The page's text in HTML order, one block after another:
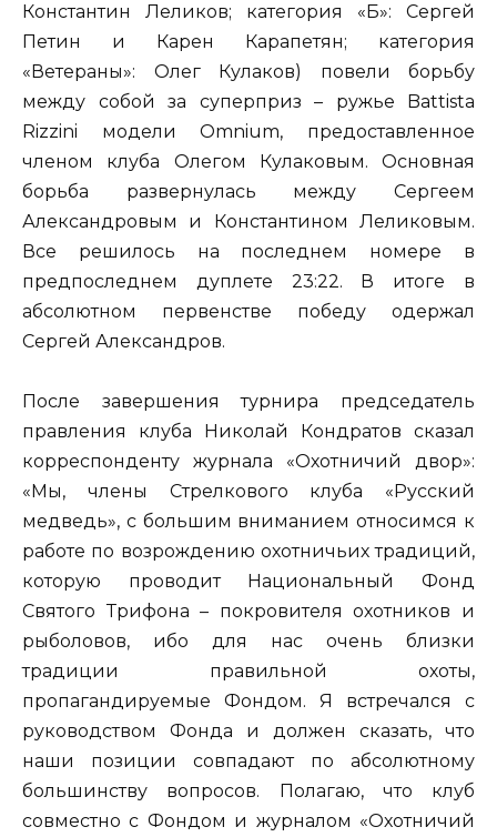
Константин Леликов; категория «Б»: Сергей
Петин и Карен Карапетян; категория
«Ветераны»: Олег Кулаков) повели борьбу
между собой за суперприз – ружье Battista
Rizzini модели Omnium, предоставленное
членом клуба Олегом Кулаковым. Основная
борьба развернулась между Сергеем
Александровым и Константином Леликовым.
Все решилось на последнем номере в
предпоследнем дуплете 23:22. В итоге в
абсолютном первенстве победу одержал
Сергей Александров.
После завершения турнира председатель
правления клуба Николай Кондратов сказал
корреспонденту журнала «Охотничий двор»:
«Мы, члены Стрелкового клуба «Русский
медведь», с большим вниманием относимся к
работе по возрождению охотничьих традиций,
которую проводит Национальный Фонд
Святого Трифона – покровителя охотников и
рыболовов, ибо для нас очень близки
традиции правильной охоты,
пропагандируемые Фондом. Я встречался с
руководством Фонда и должен сказать, что
наши позиции совпадают по абсолютному
большинству вопросов. Полагаю, что клуб
совместно с Фондом и журналом «Охотничий